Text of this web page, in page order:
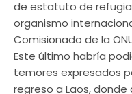
de estatuto de
organismo
Comisionado de la
Este último habría
temores expresados
regreso a Laos,